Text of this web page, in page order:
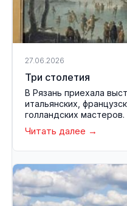
27.06.2026
Три столетия
В Рязань приехала
итальянских,
голландских мастеров.
Читать далее